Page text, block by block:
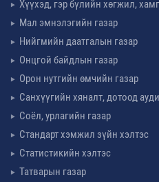
Хүүхэд, гэр бүлийн хөгжил,
Мал эмнэлэгийн газар
Нийгмийн даатгалын газар
Онцгой байдлын газар
Орон нутгийн өмчийн газар
Санхүүгийн хяналт, дотоод
Соёл, урлагийн газар
Стандарт хэмжил зүйн хэлтэс
Статистикийн хэлтэс
Татварын газар